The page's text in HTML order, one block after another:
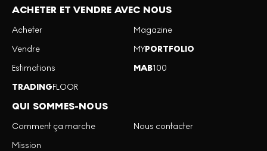
ACHETER ET VENDRE AVEC NOUS
Acheter
Vendre
Estimations
TRADINGFLOOR
Magazine
MYPORTFOLIO
MAB100
QUI SOMMES-NOUS
Comment ça marche
Mission
Nous contacter